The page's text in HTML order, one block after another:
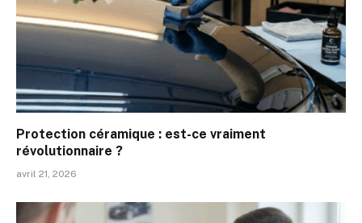
Protection céramique : est-ce vraiment
révolutionnaire ?
avril 21, 2026